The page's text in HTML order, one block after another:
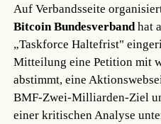
Auf Verbandsseite
Bitcoin Bundesverbandhat
„Taskforce Haltefrist"
Mitteilung eine Petition mit
abstimmt, eine
BMF-Zwei-Milliarden-Ziel
einer kritischen Analyse